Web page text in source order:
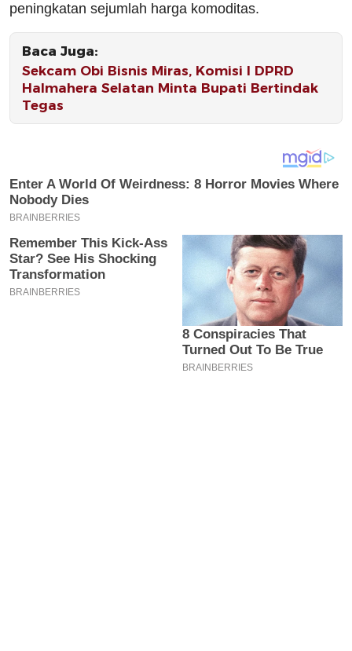
peningkatan sejumlah harga komoditas.
Baca Juga:
Sekcam Obi Bisnis Miras, Komisi I DPRD
Halmahera Selatan Minta Bupati Bertindak
Tegas